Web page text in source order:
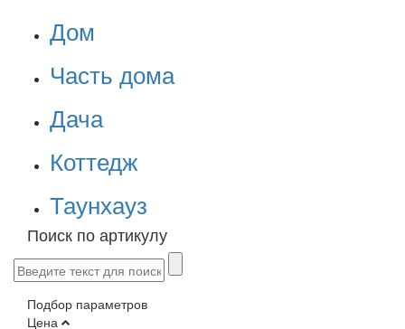
Дом
Часть дома
Дача
Коттедж
Таунхауз
Поиск по артикулу
Подбор параметров
Цена